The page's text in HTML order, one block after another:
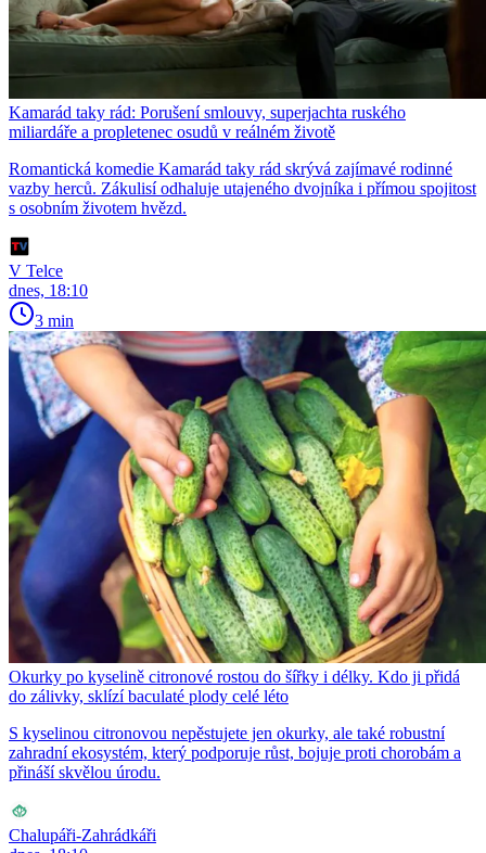
Kamarád taky rád: Porušení smlouvy, superjachta ruského
miliardáře a propletenec osudů v reálném životě
Romantická komedie Kamarád taky rád skrývá zajímavé rodinné
vazby herců. Zákulisí odhaluje utajeného dvojníka i přímou spojitost
s osobním životem hvězd.
V Telce
dnes, 18:10
3 min
Okurky po kyselině citronové rostou do šířky i délky. Kdo ji přidá
do zálivky, sklízí baculaté plody celé léto
S kyselinou citronovou nepěstujete jen okurky, ale také robustní
zahradní ekosystém, který podporuje růst, bojuje proti chorobám a
přináší skvělou úrodu.
Chalupáři-Zahrádkáři